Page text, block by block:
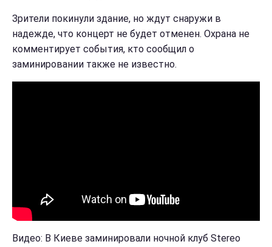
Зрители покинули здание, но ждут снаружи в
надежде, что концерт не будет отменен. Охрана не
комментирует события, кто сообщил о
заминировании также не известно.
Видео: В Киеве заминировали ночной клуб Stereo